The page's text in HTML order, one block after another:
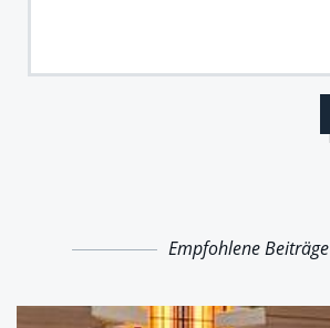
Empfohlene Beiträge